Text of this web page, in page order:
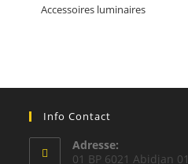
Accessoires luminaires
Info Contact
Adresse:
01 BP 6021 Abidjan 01